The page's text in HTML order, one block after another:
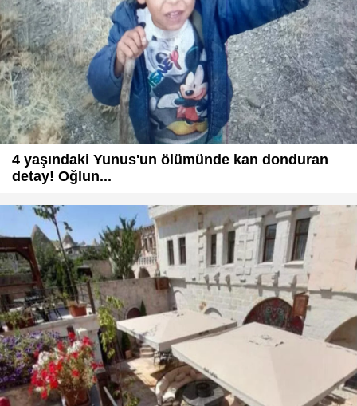
4 yaşındaki Yunus'un ölümünde kan donduran
detay! Oğlun...